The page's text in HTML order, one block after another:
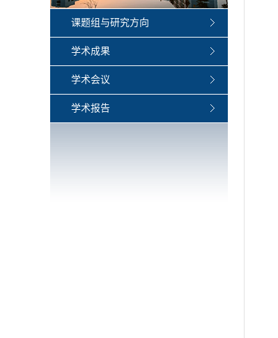
课题组与研究方向
学术成果
学术会议
学术报告